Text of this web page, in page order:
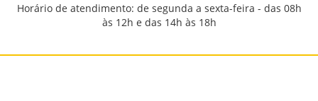
Horário de atendimento: de segunda a sexta-feira - das 08h
às 12h e das 14h às 18h